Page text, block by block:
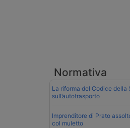
Normativa
La riforma del Codice della
sull’autotrasporto
Imprenditore di Prato
col muletto